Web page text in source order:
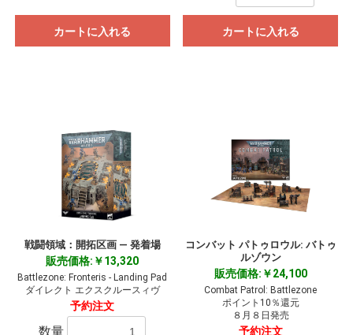
カートに入れる カートに入れる
戦闘領域：開拓区画 ― 発着場
販売価格:￥13,320
Battlezone: Fronteris - Landing Pad
ダイレクト エクスクルースィヴ
予約注文
数量
コンバット パトゥロウル: バトゥ
ルゾウン
販売価格:￥24,100
Combat Patrol: Battlezone
ポイント10％還元
８月８日発売
予約注文